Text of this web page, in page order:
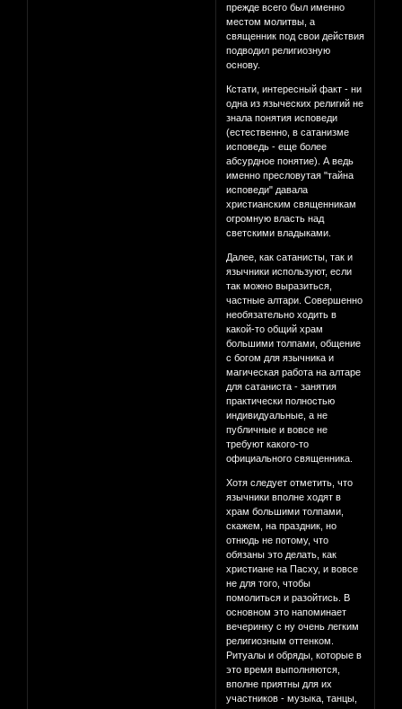
прежде всего был именно
местом молитвы, а
священник под свои действия
подводил религиозную
основу.
Кстати, интересный факт - ни
одна из языческих религий не
знала понятия исповеди
(естественно, в сатанизме
исповедь - еще более
абсурдное понятие). А ведь
именно пресловутая "тайна
исповеди" давала
христианским священникам
огромную власть над
светскими владыками.
Далее, как сатанисты, так и
язычники используют, если
так можно выразиться,
частные алтари. Совершенно
необязательно ходить в
какой-то общий храм
большими толпами, общение
с богом для язычника и
магическая работа на алтаре
для сатаниста - занятия
практически полностью
индивидуальные, а не
публичные и вовсе не
требуют какого-то
официального священника.
Хотя следует отметить, что
язычники вполне ходят в
храм большими толпами,
скажем, на праздник, но
отнюдь не потому, что
обязаны это делать, как
христиане на Пасху, и вовсе
не для того, чтобы
помолиться и разойтись. В
основном это напоминает
вечеринку с ну очень легким
религиозным оттенком.
Ритуалы и обряды, которые в
это время выполняются,
вполне приятны для их
участников - музыка, танцы,